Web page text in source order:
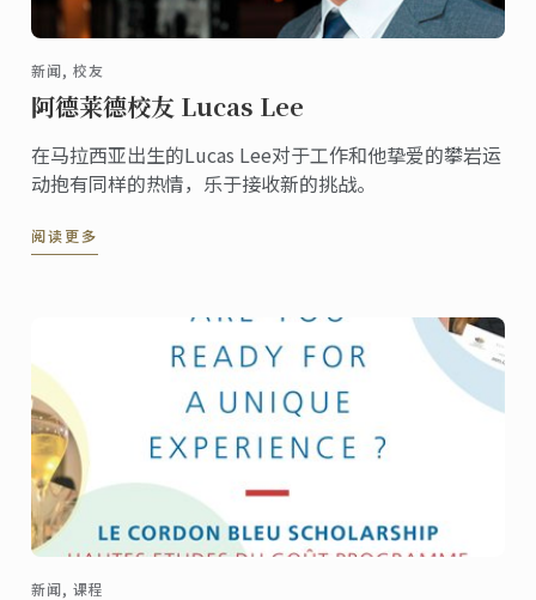
新闻, 校友
阿德莱德校友 Lucas Lee
在马拉西亚出生的Lucas Lee对于工作和他挚爱的攀岩运
动抱有同样的热情，乐于接收新的挑战。
阅读更多
新闻, 课程